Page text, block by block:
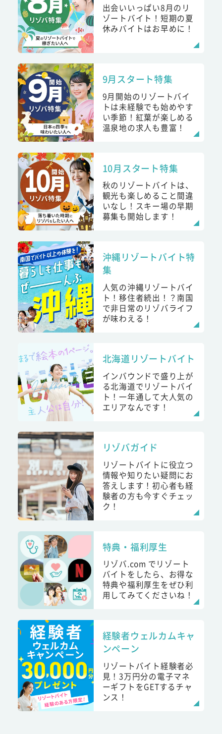
出会いいっぱい8月のリ
ゾートバイト！短期の夏
休みバイトはお早めに！
9月スタート特集
9月開始のリゾートバイ
トは未経験でも始めやす
い季節！紅葉が楽しめる
温泉地の求人も豊富！
10月スタート特集
秋のリゾートバイトは、
観光も楽しめること間違
いなし！スキー場の早期
募集も開始します！
沖縄リゾートバイト特
集
人気の沖縄リゾートバイ
ト！移住者続出！？南国
で非日常のリゾバライフ
が味わえる！
北海道リゾートバイト
インバウンドで盛り上が
る北海道でリゾートバイ
ト！一年通して大人気の
エリアなんです！
リゾバガイド
リゾートバイトに役立つ
情報や知りたい疑問にお
答えします！初心者も経
験者の方も今すぐチェッ
ク！
特典・福利厚生
リゾバ.com でリゾート
バイトをしたら、お得な
特典や福利厚生をぜひ利
用してみてくださいね！
経験者ウェルカムキャ
ンペーン
リゾートバイト経験者必
見！3万円分の電子マネ
ーギフトをGETするチャ
ンス！